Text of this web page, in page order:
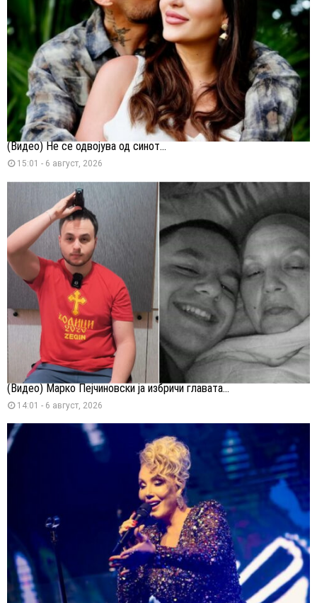
(Видео) Не се одвојува од синот...
15:01 - 6 август, 2026
(Видео) Марко Пејчиновски ја избричи главата...
14:01 - 6 август, 2026